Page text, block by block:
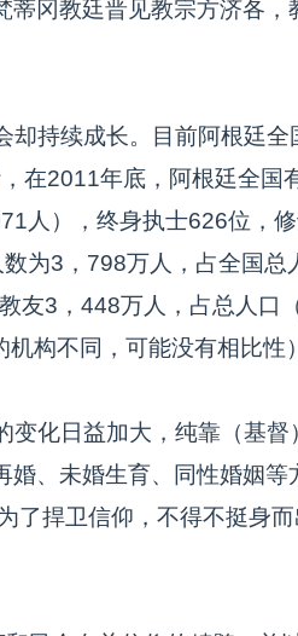
冈教廷晋见教宗方济各，
持续成长。目前阿根廷全
在2011年底，阿根廷全国
人），终身执士626位，
为3，798万人，占全国总
友3，448万人，占总人口
构不同，可能没有相比性
化日益加大，纯靠（基督
、未婚生育、同性婚姻等
了捍卫信仰，不得不挺身